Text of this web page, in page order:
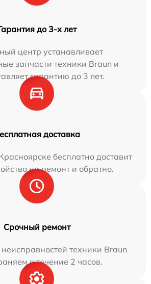
до 3-х лет
центр устанавливает
запчасти техники Braun и
гарантию до 3 лет.
доставка
бесплатно доставит
на ремонт и обратно.
Срочный ремонт
техники Braun
в течение 2 часов.